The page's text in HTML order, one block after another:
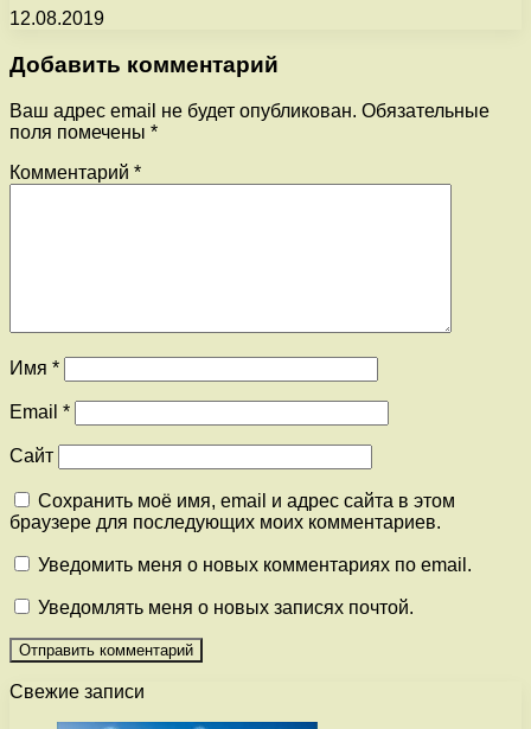
12.08.2019
Добавить комментарий
Ваш адрес email не будет опубликован. Обязательные
поля помечены *
Комментарий *
Имя *
Email *
Сайт
Сохранить моё имя, email и адрес сайта в этом
браузере для последующих моих комментариев.
Уведомить меня о новых комментариях по email.
Уведомлять меня о новых записях почтой.
Свежие записи